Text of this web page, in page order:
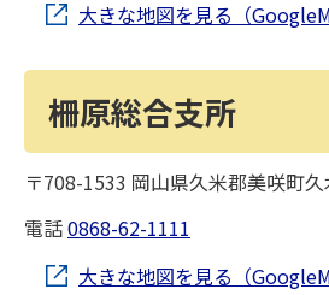
大きな地図を見る（
柵原総合支所
〒708-1533 岡山県久米郡美咲町
電話0868-62-1111
大きな地図を見る（